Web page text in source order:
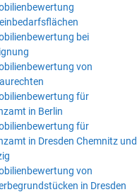
bei
von
für
in Berlin
für
in Dresden Chemnitz und
von
in Dresden